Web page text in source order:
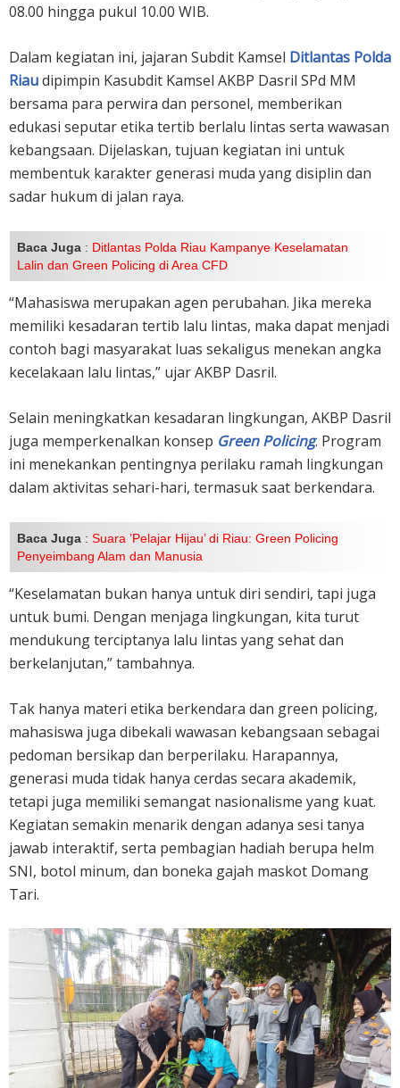
08.00 hingga pukul 10.00 WIB.
Dalam kegiatan ini, jajaran Subdit Kamsel Ditlantas Polda
Riaudipimpin Kasubdit Kamsel AKBP Dasril SPd MM
bersama para perwira dan personel, memberikan
edukasi seputar etika tertib berlalu lintas serta wawasan
kebangsaan. Dijelaskan, tujuan kegiatan ini untuk
membentuk karakter generasi muda yang disiplin dan
sadar hukum di jalan raya.
Baca Juga : Ditlantas Polda Riau Kampanye Keselamatan
Lalin dan Green Policing di Area CFD
“Mahasiswa merupakan agen perubahan. Jika mereka
memiliki kesadaran tertib lalu lintas, maka dapat menjadi
contoh bagi masyarakat luas sekaligus menekan angka
kecelakaan lalu lintas,” ujar AKBP Dasril.
Selain meningkatkan kesadaran lingkungan, AKBP Dasril
juga memperkenalkan konsep Green Policing. Program
ini menekankan pentingnya perilaku ramah lingkungan
dalam aktivitas sehari-hari, termasuk saat berkendara.
Baca Juga : Suara ’Pelajar Hijau’ di Riau: Green Policing
Penyeimbang Alam dan Manusia
“Keselamatan bukan hanya untuk diri sendiri, tapi juga
untuk bumi. Dengan menjaga lingkungan, kita turut
mendukung terciptanya lalu lintas yang sehat dan
berkelanjutan,” tambahnya.
Tak hanya materi etika berkendara dan green policing,
mahasiswa juga dibekali wawasan kebangsaan sebagai
pedoman bersikap dan berperilaku. Harapannya,
generasi muda tidak hanya cerdas secara akademik,
tetapi juga memiliki semangat nasionalisme yang kuat.
Kegiatan semakin menarik dengan adanya sesi tanya
jawab interaktif, serta pembagian hadiah berupa helm
SNI, botol minum, dan boneka gajah maskot Domang
Tari.